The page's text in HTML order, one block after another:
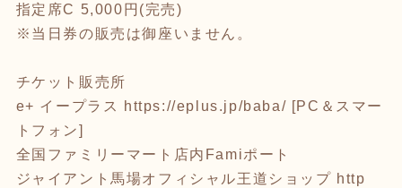
指定席C 5,000円(完売)
※当日券の販売は御座いません。
チケット販売所
e+ イープラス
https://eplus.jp/baba/ [PC＆スマー
トフォン]
全国ファミリーマート店内Famiポート
ジャイアント馬場オフィシャル王道ショップ http